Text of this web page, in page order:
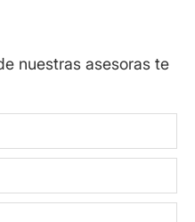
nuestras asesoras te